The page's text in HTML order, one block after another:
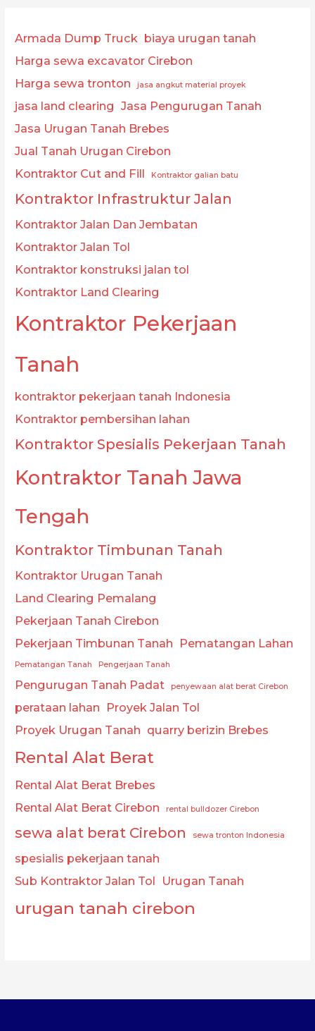
Armada Dump Truck biaya urugan tanah
Harga sewa excavator Cirebon
Harga sewa tronton
jasa angkut material proyek
jasa land clearing Jasa Pengurugan Tanah
Jasa Urugan Tanah Brebes
Jual Tanah Urugan Cirebon
Kontraktor Cut and Fill
Kontraktor galian batu
Kontraktor Infrastruktur Jalan
Kontraktor Jalan Dan Jembatan
Kontraktor Jalan Tol
Kontraktor konstruksi jalan tol
Kontraktor Land Clearing
Kontraktor Pekerjaan
Tanah
kontraktor pekerjaan tanah Indonesia
Kontraktor pembersihan lahan
Kontraktor Spesialis Pekerjaan Tanah
Kontraktor Tanah Jawa
Tengah
Kontraktor Timbunan Tanah
Kontraktor Urugan Tanah
Land Clearing Pemalang
Pekerjaan Tanah Cirebon
Pekerjaan Timbunan Tanah Pematangan Lahan
Pematangan Tanah Pengerjaan Tanah
Pengurugan Tanah Padat penyewaan alat berat Cirebon
perataan lahan Proyek Jalan Tol
Proyek Urugan Tanah quarry berizin Brebes
Rental Alat Berat
Rental Alat Berat Brebes
Rental Alat Berat Cirebon
rental bulldozer Cirebon
sewa alat berat Cirebon sewa tronton Indonesia
spesialis pekerjaan tanah
Sub Kontraktor Jalan Tol Urugan Tanah
urugan tanah cirebon